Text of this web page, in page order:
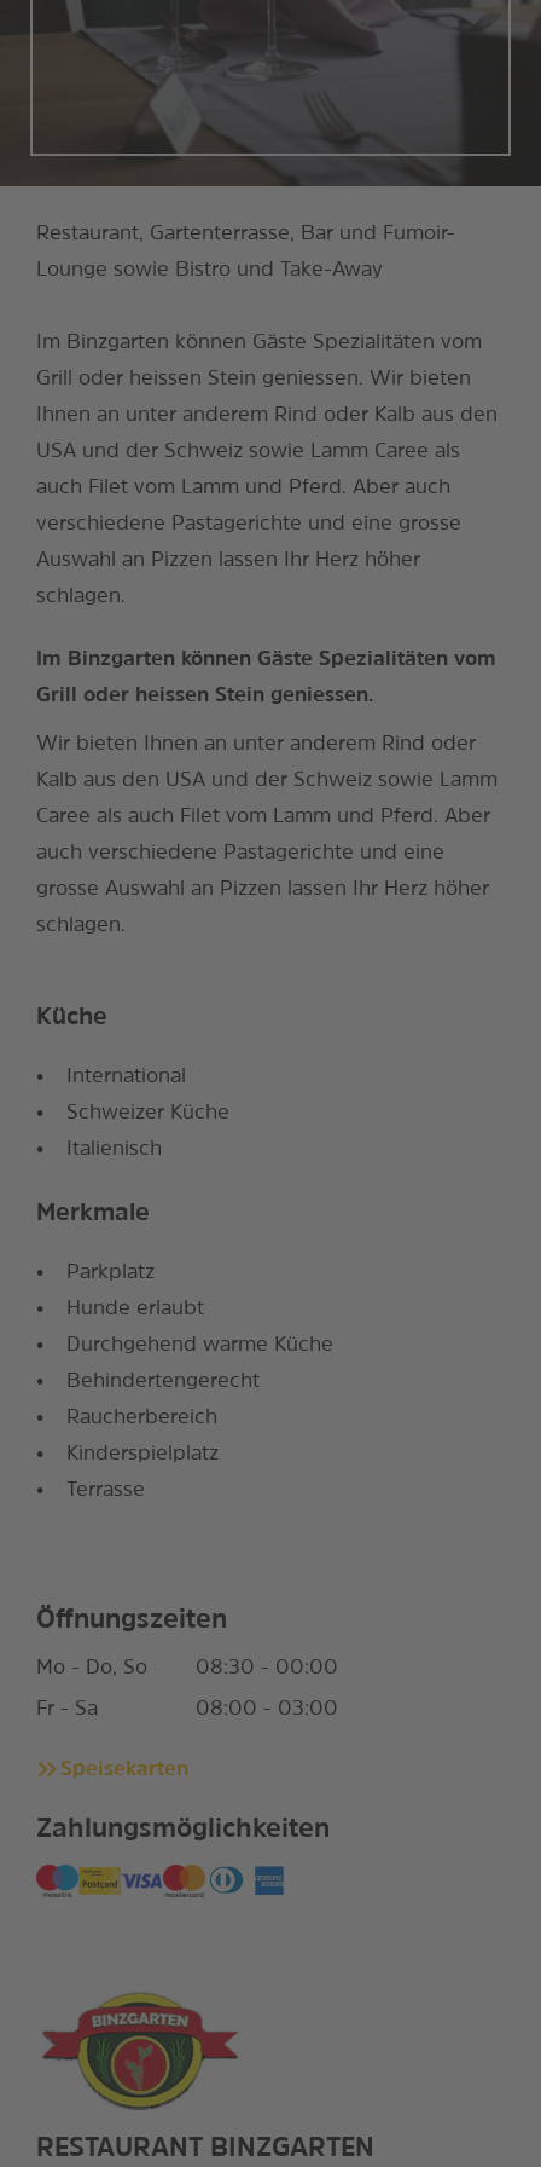
Restaurant, Gartenterrasse, Bar und Fumoir-
Lounge sowie Bistro und Take-Away
Im Binzgarten können Gäste Spezialitäten vom
Grill oder heissen Stein geniessen. Wir bieten
Ihnen an unter anderem Rind oder Kalb aus den
USA und der Schweiz sowie Lamm Caree als
auch Filet vom Lamm und Pferd. Aber auch
verschiedene Pastagerichte und eine grosse
Auswahl an Pizzen lassen Ihr Herz höher
schlagen.
Im Binzgarten können Gäste Spezialitäten vom
Grill oder heissen Stein geniessen.
Wir bieten Ihnen an unter anderem Rind oder
Kalb aus den USA und der Schweiz sowie Lamm
Caree als auch Filet vom Lamm und Pferd. Aber
auch verschiedene Pastagerichte und eine
grosse Auswahl an Pizzen lassen Ihr Herz höher
schlagen.
Küche
International
Schweizer Küche
Italienisch
Merkmale
Parkplatz
Hunde erlaubt
Durchgehend warme Küche
Behindertengerecht
Raucherbereich
Kinderspielplatz
Terrasse
Öffnungszeiten
Mo - Do, So
08:30 - 00:00
Fr - Sa
08:00 - 03:00
Speisekarten
Zahlungsmöglichkeiten
RESTAURANT BINZGARTEN